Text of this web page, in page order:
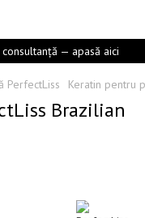
— apasă aici
PerfectLiss Keratin pentru
Brazilian